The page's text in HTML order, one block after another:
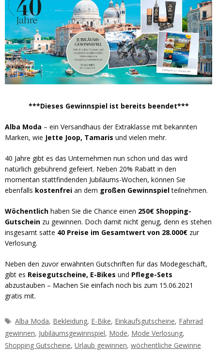
***Dieses Gewinnspiel ist bereits beendet***
Alba Moda – ein Versandhaus der Extraklasse mit bekannten
Marken, wie Jette Joop, Tamaris und vielen mehr.
40 Jahre gibt es das Unternehmen nun schon und das wird
natürlich gebührend gefeiert. Neben 20% Rabatt in den
momentan stattfindenden Jubiläums-Wochen, können Sie
ebenfalls kostenfrei an dem großen Gewinnspielteilnehmen.
Wöchentlich haben Sie die Chance einen 250€ Shopping-
Gutschein zu gewinnen. Doch damit nicht genug, denn es stehen
insgesamt satte 40 Preise im Gesamtwert von 28.000€ zur
Verlosung.
Neben den zuvor erwähnten Gutschriften für das Modegeschäft,
gibt es Reisegutscheine, E-Bikes und Pflege-Sets
abzustauben – Machen Sie einfach noch bis zum 15.06.2021
gratis mit.
Schlagwörter
Alba Moda, Bekleidung, E-Bike, Einkaufsgutscheine, Fahrrad
gewinnen, Jubiläumsgewinnspiel, Mode, Mode Verlosung,
Shopping Gutscheine, Urlaub gewinnen, wöchentliche Gewinne